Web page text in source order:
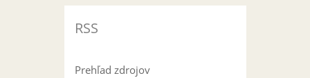
RSS
Prehľad zdrojov